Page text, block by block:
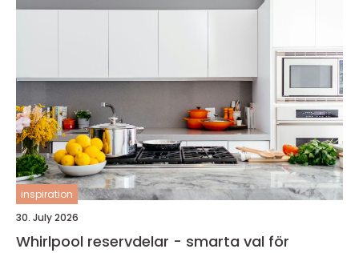
inspiration
30. July 2026
Whirlpool reservdelar - smarta val för